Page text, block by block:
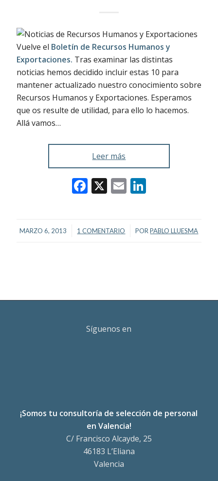
Vuelve el Boletín de Recursos Humanos y
Exportaciones. Tras examinar las distintas
noticias hemos decidido incluir estas 10 para
mantener actualizado nuestro conocimiento sobre
Recursos Humanos y Exportaciones. Esperamos
que os resulte de utilidad, para ello lo hacemos.
Allá vamos…
Leer más
Facebook
X EmailLinkedIn
MARZO 6, 2013
/ 1 COMENTARIO
/ PORPABLO LLUESMA
Síguenos en
¡Somos tu consultoría de selección de personal
en Valencia!
C/ Francisco Alcayde, 25
46183 L’Eliana
Valencia